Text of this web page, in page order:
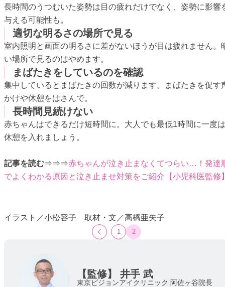
長時間のうつむいた姿勢は目の疲れだけでなく、姿勢に影響
与える可能性も。
適切な明るさの場所で見る
室内照明と画面の明るさに差がないほうが目は疲れません。
い場所で見るのはやめます。
まばたきをしているのを確認
集中しているとまばたきの回数が減ります。まばたきを促す
かけや休憩をはさんで。
長時間見続けない
赤ちゃんはできるだけ短時間に。大人でも最低1時間に一度は
休憩を入れましょう。
記事を読む⇒⇒⇒赤ちゃんが泣き止まなくてつらい…！発達
でよくわかる原因と泣き止ませ対策をご紹介【小児科医監修
イラスト／小松容子 取材・文／高橋亜矢子
1 2
【監修】 井手 武
東京ビジョンアイクリニック 阿佐ヶ谷院長